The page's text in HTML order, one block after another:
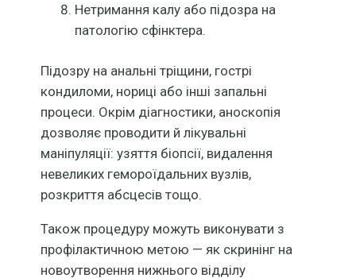
Нетримання калу або підозра на
патологію сфінктера.
Підозру на анальні тріщини, гострі
кондиломи, нориці або інші запальні
процеси. Окрім діагностики, аноскопія
дозволяє проводити й лікувальні
маніпуляції: узяття біопсії, видалення
невеликих гемороїдальних вузлів,
розкриття абсцесів тощо.
Також процедуру можуть виконувати з
профілактичною метою — як скринінг на
новоутворення нижнього відділу